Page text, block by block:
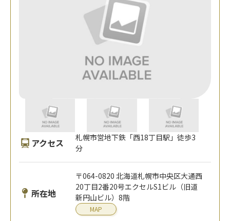
アクセス
札幌市営地下鉄「西18丁目駅」徒歩3
分
所在地
〒064-0820 北海道札幌市中央区大通西
20丁目2番20号エクセルS1ビル（旧道
新円山ビル）8階
MAP